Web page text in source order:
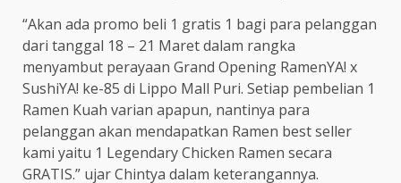
“Akan ada promo beli 1 gratis 1 bagi para pelanggan
dari tanggal 18 – 21 Maret dalam rangka
menyambut perayaan Grand Opening RamenYA! x
SushiYA! ke-85 di Lippo Mall Puri. Setiap pembelian 1
Ramen Kuah varian apapun, nantinya para
pelanggan akan mendapatkan Ramen best seller
kami yaitu 1 Legendary Chicken Ramen secara
GRATIS.” ujar Chintya dalam keterangannya.